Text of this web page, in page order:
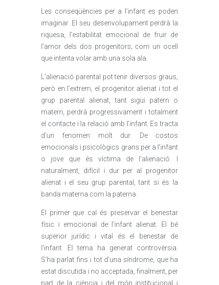
Les conseqüències per a l’infant es poden
imaginar. El seu desenvolupament perdrà la
riquesa, l’estabilitat emocional de fruir de
l’amor dels dos progenitors; com un ocell
que intenta volar amb una sola ala.
L’alienació parental pot tenir diversos graus,
però en l’extrem, el progenitor alienat i tot el
grup parental alienat, tant sigui patern o
matern, perdrà progressivament i totalment
el contacte i la relació amb l’infant. Es tracta
d’un fenomen molt dur. De costos
emocionals i psicològics grans per a l’infant
o jove que és víctima de l’alienació. I
naturalment, difícil i dur per al progenitor
alienat i el seu grup parental, tant si és la
banda materna com la paterna.
El primer que cal és preservar el benestar
físic i emocional de l’infant alienat. El bé
superior jurídic i vital és el benestar de
l’infant. El tema ha generat controvèrsia.
S’ha parlat fins i tot d’una síndrome, que ha
estat discutida i no acceptada, finalment, per
part de la ciència i del món institucional i